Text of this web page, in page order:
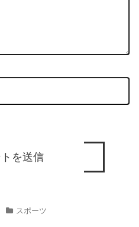
スポーツ